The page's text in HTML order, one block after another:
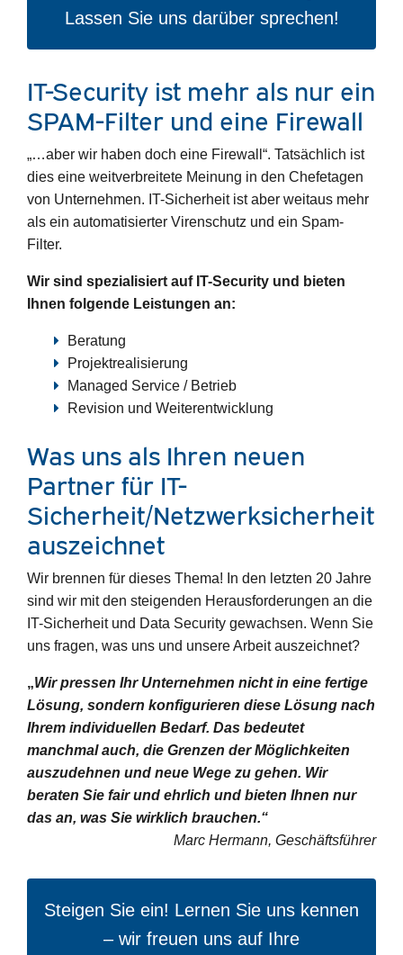
Lassen Sie uns darüber sprechen!
IT-Security ist mehr als nur ein
SPAM-Filter und eine Firewall
„…aber wir haben doch eine Firewall“. Tatsächlich ist
dies eine weitverbreitete Meinung in den Chefetagen
von Unternehmen. IT-Sicherheit ist aber weitaus mehr
als ein automatisierter Virenschutz und ein Spam-
Filter.
Wir sind spezialisiert auf IT-Security und bieten
Ihnen folgende Leistungen an:
Beratung
Projektrealisierung
Managed Service / Betrieb
Revision und Weiterentwicklung
Was uns als Ihren neuen
Partner für IT-
Sicherheit/Netzwerksicherheit
auszeichnet
Wir brennen für dieses Thema! In den letzten 20 Jahre
sind wir mit den steigenden Herausforderungen an die
IT-Sicherheit und Data Security gewachsen. Wenn Sie
uns fragen, was uns und unsere Arbeit auszeichnet?
„Wir pressen Ihr Unternehmen nicht in eine fertige
Lösung, sondern konfigurieren diese Lösung nach
Ihrem individuellen Bedarf. Das bedeutet
manchmal auch, die Grenzen der Möglichkeiten
auszudehnen und neue Wege zu gehen. Wir
beraten Sie fair und ehrlich und bieten Ihnen nur
das an, was Sie wirklich brauchen.“
Marc Hermann, Geschäftsführer
Steigen Sie ein! Lernen Sie uns kennen
– wir freuen uns auf Ihre